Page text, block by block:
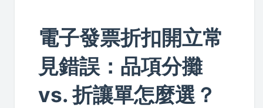
電子發票折扣開立常
見錯誤：品項分攤
vs. 折讓單怎麼選？